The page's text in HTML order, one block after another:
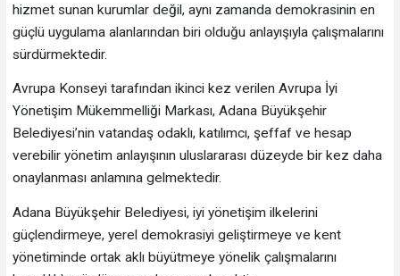
hizmet sunan kurumlar değil, aynı zamanda demokrasinin en
güçlü uygulama alanlarından biri olduğu anlayışıyla çalışmalarını
sürdürmektedir.
Avrupa Konseyi tarafından ikinci kez verilen Avrupa İyi
Yönetişim Mükemmelliği Markası, Adana Büyükşehir
Belediyesi’nin vatandaş odaklı, katılımcı, şeffaf ve hesap
verebilir yönetim anlayışının uluslararası düzeyde bir kez daha
onaylanması anlamına gelmektedir.
Adana Büyükşehir Belediyesi, iyi yönetişim ilkelerini
güçlendirmeye, yerel demokrasiyi geliştirmeye ve kent
yönetiminde ortak aklı büyütmeye yönelik çalışmalarını